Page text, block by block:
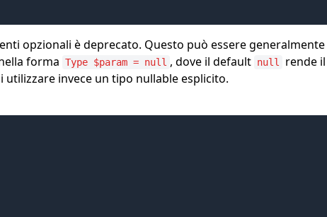
opzionali è deprecato. Questo può essere
forma Type $param = null , dove il default null
rende
invece un tipo nullable esplicito.